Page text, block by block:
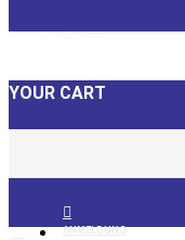
YOUR CART
ANMELDUNG